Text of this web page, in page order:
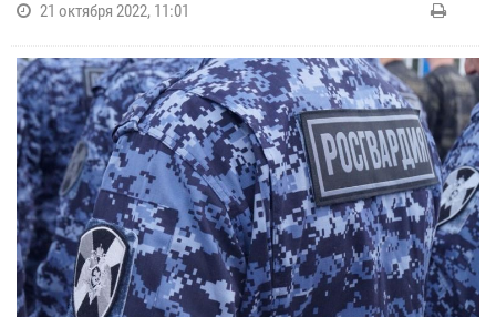
21 октября 2022, 11:01